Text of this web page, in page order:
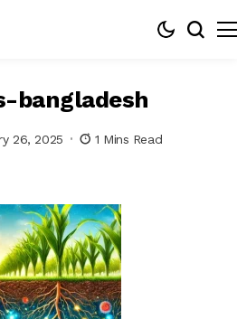
bangladesh
26, 2025
1 Mins Read